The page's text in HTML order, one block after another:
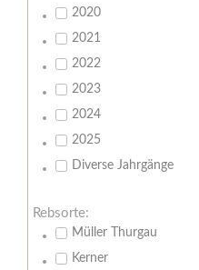
2020
2021
2022
2023
2024
2025
Diverse Jahrgänge
Rebsorte:
Müller Thurgau
Kerner